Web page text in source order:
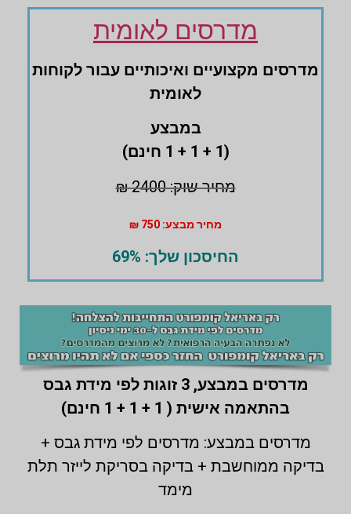
מדרסים לאומית
מדרסים ‏מקצועיים ואיכותיים עבור לקוחות
לאומית
במבצע
(1 + 1 + 1 חינם)
מחיר שוק: 2400 ₪
מחיר מבצע: 750 ₪
החיסכון שלך: 69%
מדרסים במבצע,
3 זוגות לפי מידת גבס
בהתאמה אישית ( 1 + 1 + 1 חינם)
מדרסים במבצע: מדרסים לפי מידת גבס +
בדיקה ממוחשבת + בדיקה בסריקת לייזר תלת
מימד